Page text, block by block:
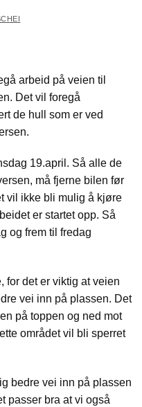
arbeid på veien til
Det vil foregå
de hull som er ved
19.april. Så alle de
må fjerne bilen før
vil ikke bli mulig å kjøre
er startet opp. Så
og frem til fredag
for det er viktig at veien
vei inn på plassen. Det
på toppen og ned mot
området vil bli sperret
bedre vei inn på plassen
passer bra at vi også